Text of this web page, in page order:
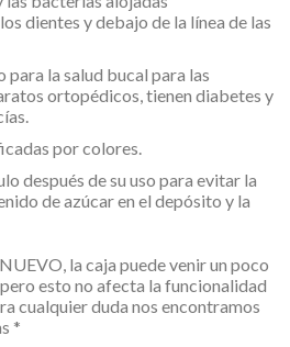
dientes y debajo de la línea de las
la salud bucal para las
ortopédicos, tienen diabetes y
por colores.
después de su uso para evitar la
de azúcar en el depósito y la
la caja puede venir un poco
esto no afecta la funcionalidad
cualquier duda nos encontramos
*